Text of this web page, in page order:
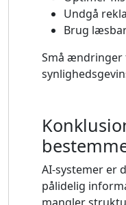
Undgå
Brug
Små
AI-systemer er
pålidelig